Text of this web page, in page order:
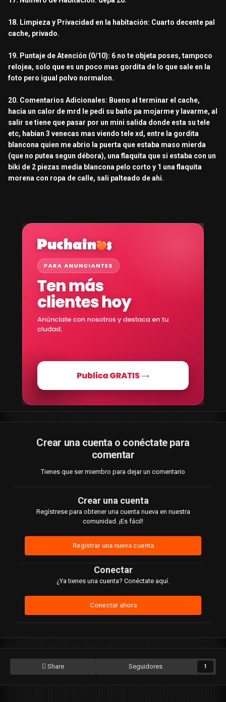
18. Limpieza y Privacidad en la habitación: Cuarto decente pal
cache, privado.
19. Puntaje de Atención (0/10): 6 no te objeta poses, tampoco
relojea, solo que es un poco mas gordita de lo que sale en la
foto pero igual polvo normalon.
20. Comentarios Adicionales: Bueno al terminar el cache,
hacia un calor de mrd le pedi su baño pa mojarme y lavarme, al
salir se tiene que pasar por un mini salida donde esta su tele
etc, habian 3 venecas mas viendo tele xd, entre la gordita
blancona quien me abrio la puerta que estaba maso mierda
(que no putea segun débora), una flaquita que si estaba con un
biki de 2 piezas media blancona pelo corto y 1 una flaquita
morena con ropa de calle, sali palteado de ahi.
Crear una cuenta o conéctate para
comentar
Tienes que ser miembro para dejar un comentario
Crear una cuenta
Regístrese para obtener una cuenta nueva en nuestra
comunidad. ¡Es fácil!
Registrar una nueva cuenta
Conectar
¿Ya tienes una cuenta? Conéctate aquí.
Conectar ahora
Share Seguidores 1